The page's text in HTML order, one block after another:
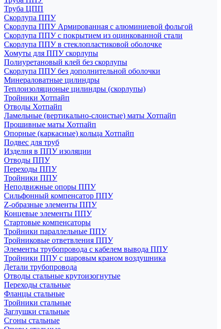
Труба ЦПП
Скорлупа ППУ
Скорлупа ППУ Армированная с алюминиевой фольгой
Скорлупа ППУ с покрытием из оцинкованной стали
Скорлупа ППУ в стеклопластиковой оболочке
Хомуты для ППУ скорлупы
Полиуретановый клей без скорлупы
Скорлупа ППУ без дополнительной оболочки
Минераловатные цилиндры
Теплоизоляционые цилиндры (скорлупы)
Тройники Хотпайп
Отводы Хотпайп
Ламельные (вертикально-слоистые) маты Хотпайп
Прошивные маты Хотпайп
Опорные (каркасные) кольца Хотпайп
Подвес для труб
Изделия в ППУ изоляции
Отводы ППУ
Переходы ППУ
Тройники ППУ
Неподвижные опоры ППУ
Cильфонный компенсатор ППУ
Z-образные элементы ППУ
Концевые элементы ППУ
Стартовые компенсаторы
Тройники параллельные ППУ
Тройниковые ответвления ППУ
Элементы трубопровода с кабелем вывода ППУ
Тройники ППУ с шаровым краном воздушника
Детали трубопровода
Отводы стальные крутоизогнутые
Переходы стальные
Фланцы стальные
Тройники стальные
Заглушки стальные
Сгоны стальные